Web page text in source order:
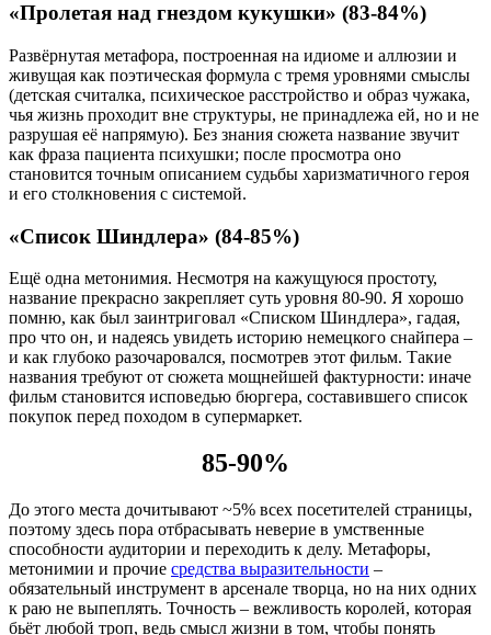
«Пролетая над гнездом кукушки» (83-84%)
Развёрнутая метафора, построенная на идиоме и аллюзии и
живущая как поэтическая формула с тремя уровнями смыслы
(детская считалка, психическое расстройство и образ чужака,
чья жизнь проходит вне структуры, не принадлежа ей, но и не
разрушая её напрямую). Без знания сюжета название звучит
как фраза пациента психушки; после просмотра оно
становится точным описанием судьбы харизматичного героя
и его столкновения с системой.
«Список Шиндлера» (84-85%)
Ещё одна метонимия. Несмотря на кажущуюся простоту,
название прекрасно закрепляет суть уровня 80-90. Я хорошо
помню, как был заинтриговал «Списком Шиндлера», гадая,
про что он, и надеясь увидеть историю немецкого снайпера –
и как глубоко разочаровался, посмотрев этот фильм. Такие
названия требуют от сюжета мощнейшей фактурности: иначе
фильм становится исповедью бюргера, составившего список
покупок перед походом в супермаркет.
85-90%
До этого места дочитывают ~5% всех посетителей страницы,
поэтому здесь пора отбрасывать неверие в умственные
способности аудитории и переходить к делу. Метафоры,
метонимии и прочие средства выразительности –
обязательный инструмент в арсенале творца, но на них одних
к раю не выпеплять. Точность – вежливость королей, которая
бьёт любой троп, ведь смысл жизни в том, чтобы понять